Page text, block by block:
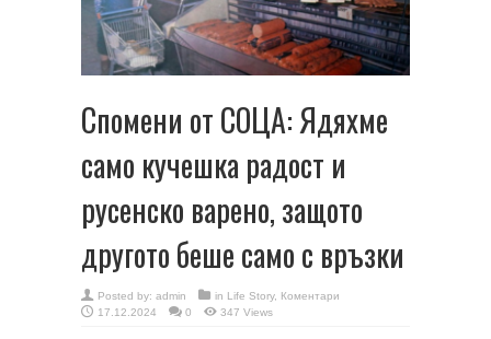
Спомени от СОЦА: Ядяхме
само кучешка радост и
русенско варено, защото
другото беше само с връзки
Posted by: admin in Life Story, Коментари
17.12.2024
0 347 Views